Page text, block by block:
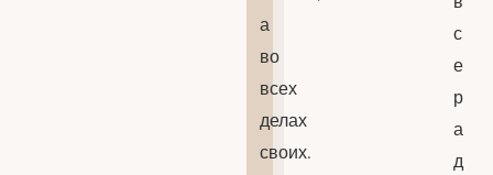
а
во
всех
делах
своих.
с
е
р
а
д